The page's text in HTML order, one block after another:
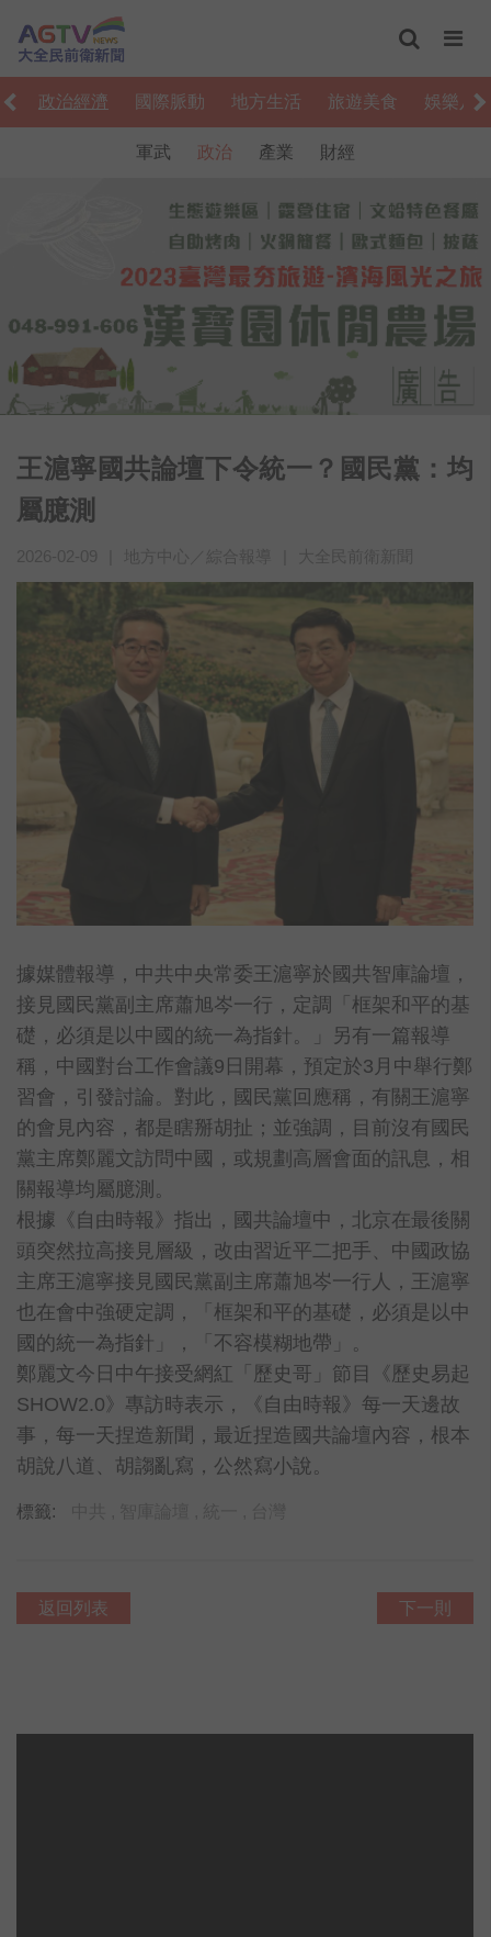
政治經濟 國際脈動 地方生活 旅遊美食 娛樂八
軍武 政治 產業 財經
王滬寧國共論壇下令統一？國民黨：均
屬臆測
據媒體報導，中共中央常委王滬寧於國共智庫論壇，
接見國民黨副主席蕭旭岑一行，定調「框架和平的基
礎，必須是以中國的統一為指針。」另有一篇報導
稱，中國對台工作會議9日開幕，預定於3月中舉行鄭
習會，引發討論。對此，國民黨回應稱，有關王滬寧
的會見內容，都是瞎掰胡扯；並強調，目前沒有國民
黨主席鄭麗文訪問中國，或規劃高層會面的訊息，相
關報導均屬臆測。
根據《自由時報》指出，國共論壇中，北京在最後關
頭突然拉高接見層級，改由習近平二把手、中國政協
主席王滬寧接見國民黨副主席蕭旭岑一行人，王滬寧
也在會中強硬定調，「框架和平的基礎，必須是以中
國的統一為指針」，「不容模糊地帶」。
鄭麗文今日中午接受網紅「歷史哥」節目《歷史易起
SHOW2.0》專訪時表示，《自由時報》每一天邊故
事，每一天捏造新聞，最近捏造國共論壇內容，根本
胡說八道、胡謅亂寫，公然寫小說。
標籤:
返回列表 下一則